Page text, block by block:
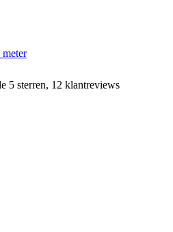
5 sterren, 12 klantreviews